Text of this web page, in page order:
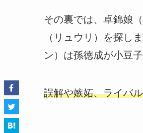
その裏では、卓錦娘
（リュウリ）を探し
ン）は孫徳成が小豆
誤解や嫉妬、ライバ